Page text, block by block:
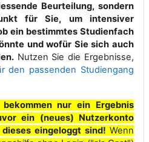
Beurteilung, sondern
für Sie, um intensiver
ein bestimmtes Studienfach
und wofür Sie sich auch
Nutzen Sie die Ergebnisse,
den passenden Studiengang
bekommen nur ein Ergebnis
ein (neues) Nutzerkonto
eingeloggt sind! Wenn